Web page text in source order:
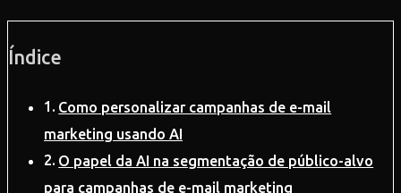
Índice
Como personalizar campanhas de e-mail
marketing usando AI
O papel da AI na segmentação de público-alvo
para campanhas de e-mail marketing